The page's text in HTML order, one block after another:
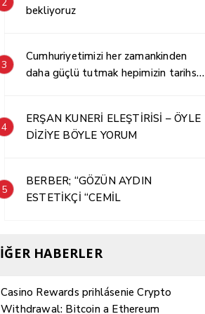
bekliyoruz
3
Cumhuriyetimizi her zamankinden
daha güçlü tutmak hepimizin tarihsel
4
ERŞAN KUNERİ ELEŞTİRİSİ – ÖYLE
DİZİYE BÖYLE YORUM
5
BERBER; “GÖZÜN AYDIN
ESTETİKÇİ “CEMİL
HABERLER
Casino Rewards prihlásenie Crypto
Withdrawal: Bitcoin a Ethereum